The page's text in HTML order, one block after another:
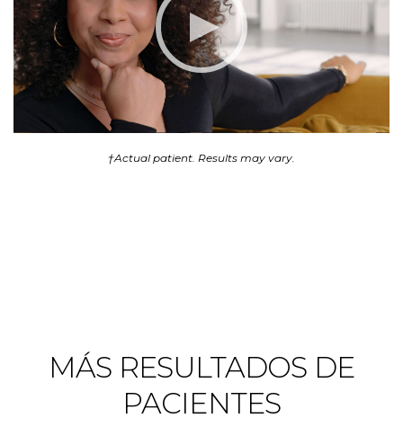
†Actual patient. Results may vary.
MÁS RESULTADOS DE
PACIENTES